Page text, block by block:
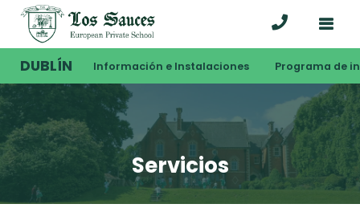
DUBLÍN Información e Instalaciones Programa de
Servicios